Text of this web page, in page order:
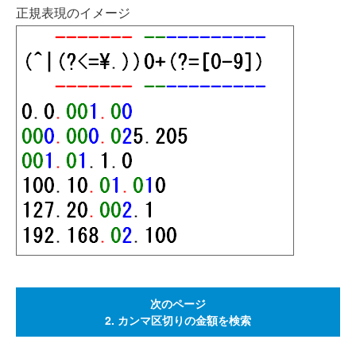
正規表現のイメージ
次のページ
2. カンマ区切りの金額を検索